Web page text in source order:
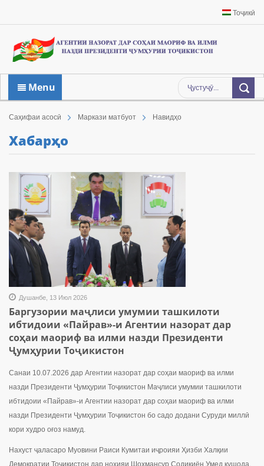
Тоҷикӣ
Menu
Саҳифаи асосӣ Маркази матбуот Навидҳо
Хабарҳо
Душанбе, 13 Июл 2026
Баргузории маҷлиси умумии ташкилоти
ибтидоии «Пайрав»-и Агентии назорат дар
соҳаи маориф ва илми назди Президенти
Ҷумҳурии Тоҷикистон
Санаи 10.07.2026 дар Агентии назорат дар соҳаи маориф ва илми
назди Президенти Ҷумҳурии Тоҷикистон Маҷлиси умумии ташкилоти
ибтидоии «Пайрав»-и Агентии назорат дар соҳаи маориф ва илми
назди Президенти Ҷумҳурии Тоҷикистон бо садо додани Суруди миллӣ
кори худро оғоз намуд.
Нахуст ҷаласаро Муовини Раиси Кумитаи иҷроияи Ҳизби Халқии